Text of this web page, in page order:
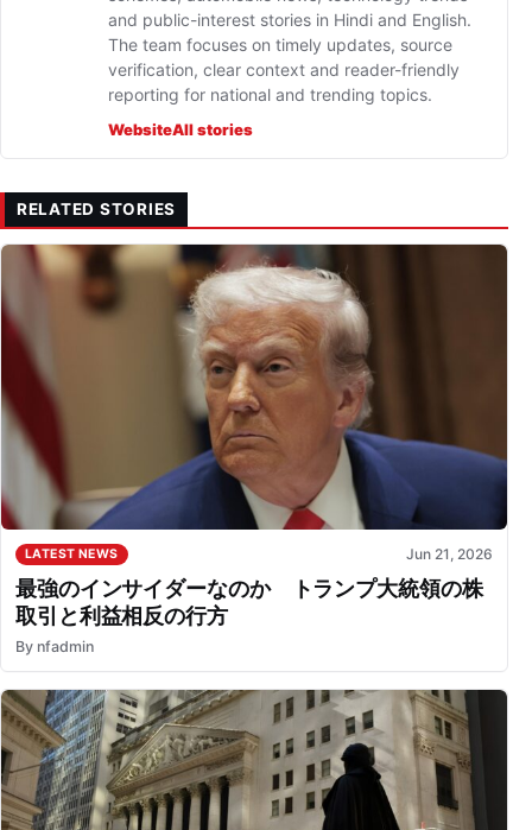
and public-interest stories in Hindi and English.
The team focuses on timely updates, source
verification, clear context and reader-friendly
reporting for national and trending topics.
WebsiteAll stories
RELATED STORIES
LATEST NEWS Jun 21, 2026
最強のインサイダーなのか トランプ大統領の株
取引と利益相反の行方
By nfadmin